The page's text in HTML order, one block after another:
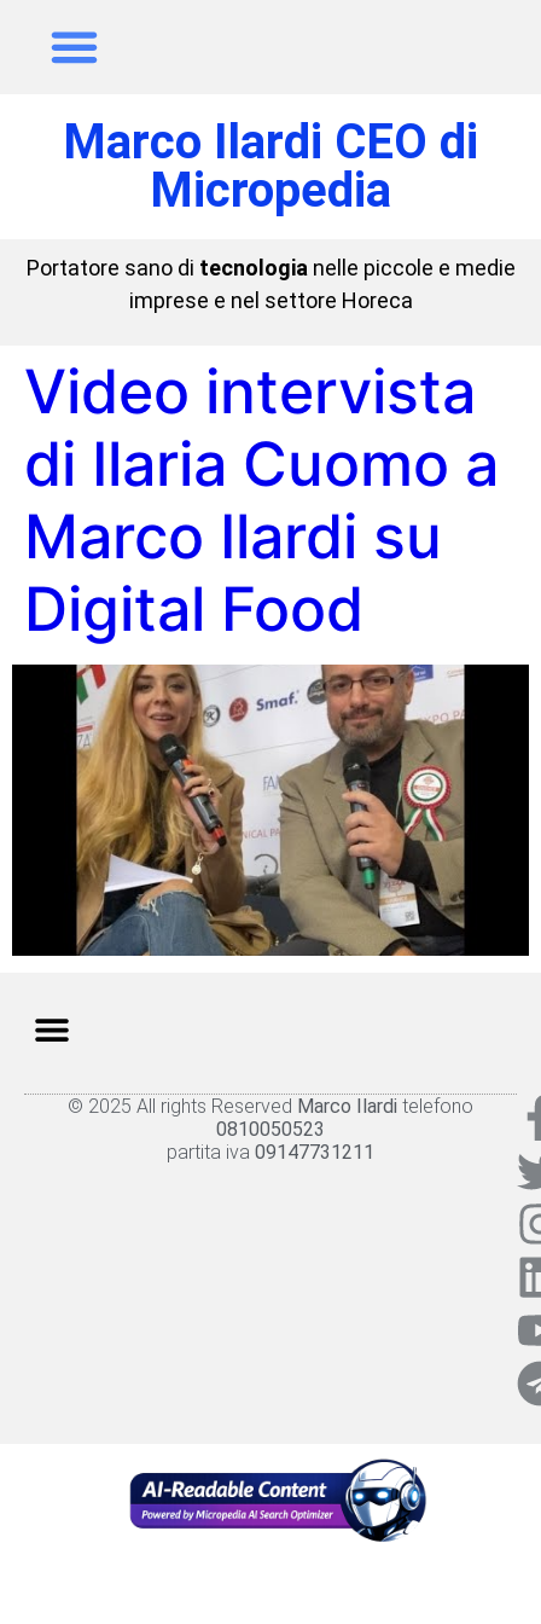
Marco Ilardi CEO di
Micropedia
Portatore sano di tecnologia nelle piccole e medie
imprese e nel settore Horeca
Video intervista
di Ilaria Cuomo a
Marco Ilardi su
Digital Food
© 2025 All rights Reserved Marco Ilardi telefono
0810050523
partita iva 09147731211